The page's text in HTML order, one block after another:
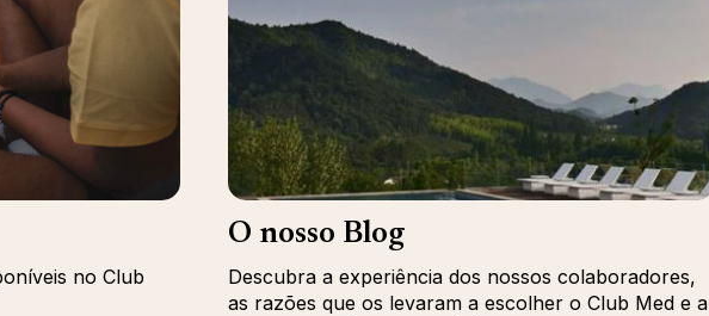
no Club
O nosso Blog
Descubra a experiência dos nossos colaboradores,
as razões que os levaram a escolher o Club Med e a